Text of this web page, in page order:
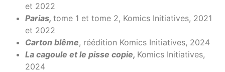
et 2022
Parias, tome 1 et tome 2, Komics Initiatives, 2021
et 2022
Carton blême, réédition Komics Initiatives, 2024
La cagoule et le pisse copie, Komics Initiatives,
2024